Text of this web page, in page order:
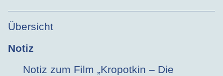
Übersicht
Notiz
Notiz zum Film „Kropotkin – Die